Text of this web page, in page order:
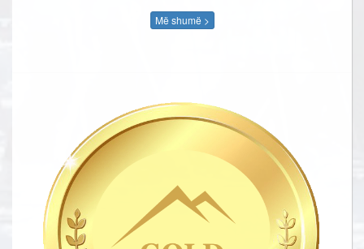
Më shumë >